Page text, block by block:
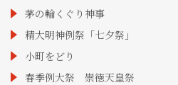
茅の輪くぐり神事
精大明神例祭「七夕祭」
小町をどり
春季例大祭 崇徳天皇祭